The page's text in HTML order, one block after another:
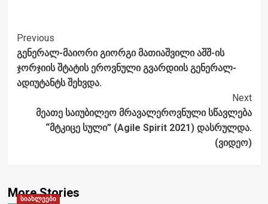
Post
Navigation
Previous
გენერალ-მაიორი გიორგი მათიაშვილი აშშ-ის
ჯორჯიის შტატის ეროვნული გვარდიის გენერალ-
ადიუტანტს შეხვდა.
Next
მეათე საიუბილეო მრავალეროვნული სწავლება
“მტკიცე სული” (Agile Spirit 2021) დასრულდა.
(ვიდეო)
More Stories
სიახლეები